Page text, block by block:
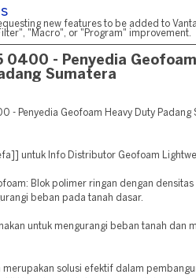
new features to be added to
"Macro", or "Program" improvement.
0400 - Penyedia Geofoam
Sumatera
- Penyedia Geofoam Heavy Duty Padang
untuk Info Distributor Geofoam
Blok polimer ringan dengan
beban pada tanah dasar.
untuk mengurangi beban tanah dan
merupakan solusi efektif dalam